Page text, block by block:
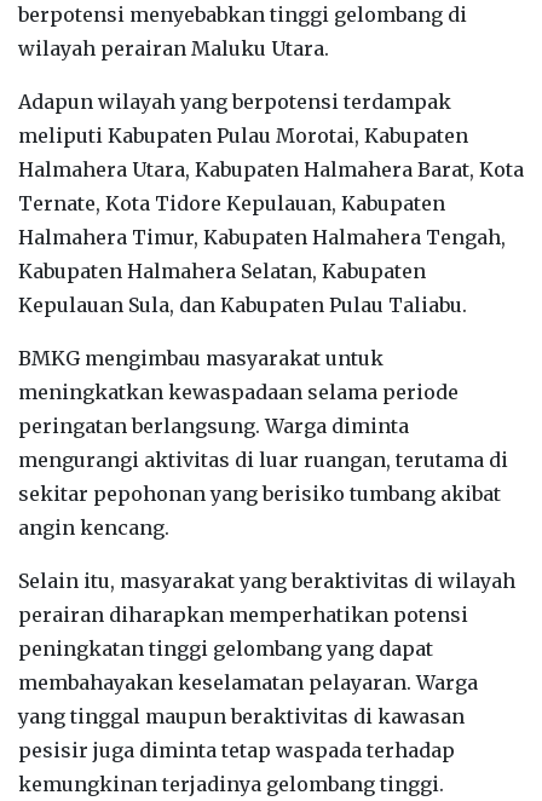
berpotensi menyebabkan tinggi gelombang di
wilayah perairan Maluku Utara.
Adapun wilayah yang berpotensi terdampak
meliputi Kabupaten Pulau Morotai, Kabupaten
Halmahera Utara, Kabupaten Halmahera Barat, Kota
Ternate, Kota Tidore Kepulauan, Kabupaten
Halmahera Timur, Kabupaten Halmahera Tengah,
Kabupaten Halmahera Selatan, Kabupaten
Kepulauan Sula, dan Kabupaten Pulau Taliabu.
BMKG mengimbau masyarakat untuk
meningkatkan kewaspadaan selama periode
peringatan berlangsung. Warga diminta
mengurangi aktivitas di luar ruangan, terutama di
sekitar pepohonan yang berisiko tumbang akibat
angin kencang.
Selain itu, masyarakat yang beraktivitas di wilayah
perairan diharapkan memperhatikan potensi
peningkatan tinggi gelombang yang dapat
membahayakan keselamatan pelayaran. Warga
yang tinggal maupun beraktivitas di kawasan
pesisir juga diminta tetap waspada terhadap
kemungkinan terjadinya gelombang tinggi.